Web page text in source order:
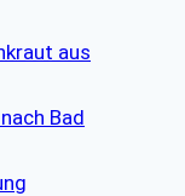
aus
Bad